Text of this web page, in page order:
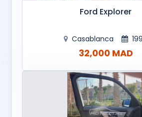
Ford Explorer
Casablanca
32,000 MAD